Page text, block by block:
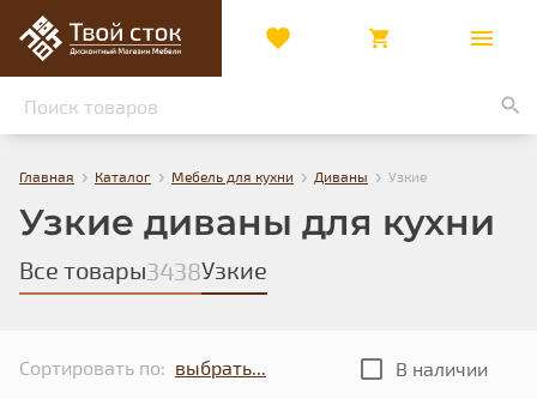
Главная › Каталог › Мебель для кухни › Диваны › Узкие
Узкие диваны для кухни
Все товары3438Узкие
Сортировать по: В наличии